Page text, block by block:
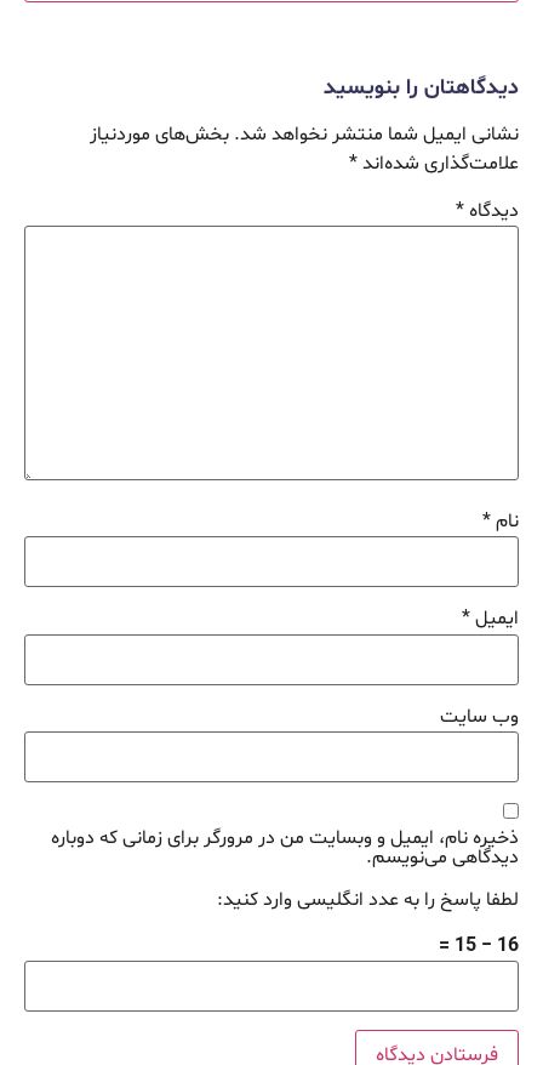
دیدگاهتان را بنویسید
نشانی ایمیل شما منتشر نخواهد شد.بخش‌های موردنیاز
علامت‌گذاری شده‌اند*
دیدگاه*
نام*
ایمیل*
وب‌ سایت
ذخیره نام، ایمیل و وبسایت من در مرورگر برای زمانی که دوباره
دیدگاهی می‌نویسم.
لطفا پاسخ را به عدد انگلیسی وارد کنید: